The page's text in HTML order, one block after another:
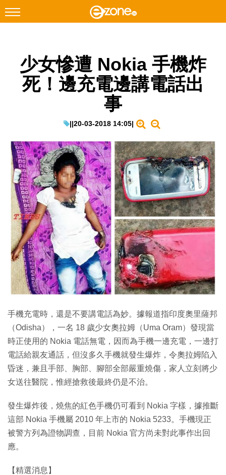
Facebook Instagram
科技焦點
教學評測
EduTech
IT Times
生成式AI與雲端應用
Enterprise Digital Transformation
特集
少女慘遭 Nokia 手機炸
死！邊充電邊講電話出
事
||20-03-2018 14:05|
手機充電時，還是不要講電話為妙。據報道指印度奧里薩邦
（Odisha），一名 18 歲少女奧拉姆（Uma Oram）發現當
時正使用的 Nokia 電話無電，因而為手機一邊充電，一邊打
電話給親友通話，但沒多久手機就發生爆炸，令奧拉姆陷入
昏迷，兼且手部、胸部、腳部全部嚴重燒傷，家人立刻將少
女送往醫院，惟經搶救後最終仍是不治。
發生爆炸後，燒焦的紅色手機仍可看到 Nokia 字樣，據推斷
這部 Nokia 手機屬 2010 年上市的 Nokia 5233。手機現正
被警方列為證物調查，目前 Nokia 官方尚未對此事作出回
應。
【精選消息】